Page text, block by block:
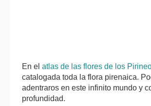
En el atlas de las flores de los
catalogada toda la flora pirenaica.
adentraros en este infinito mundo y
profundidad.